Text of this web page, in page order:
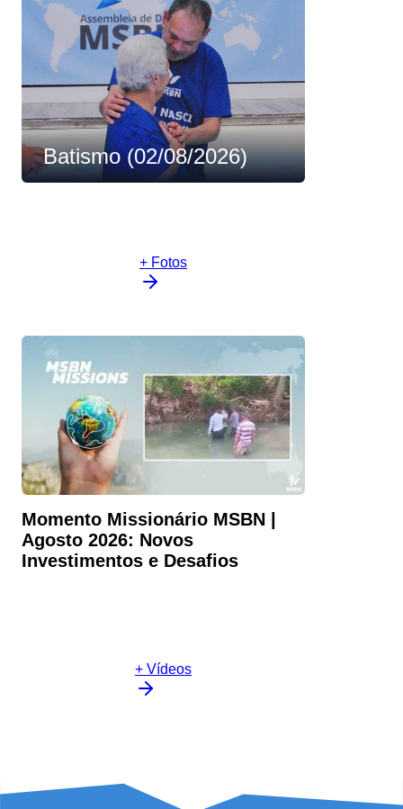
Batismo (02/08/2026)
+ Fotos
Momento Missionário MSBN |
Agosto 2026: Novos
Investimentos e Desafios
+ Vídeos